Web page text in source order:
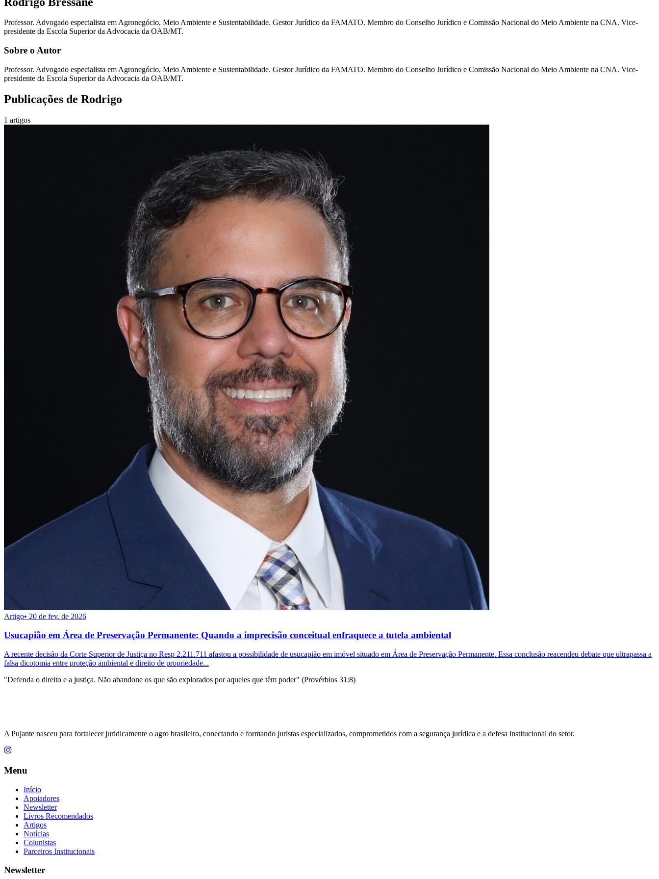
Professor. Advogado especialista em Agronegócio, Meio Ambiente e Sustentabilidade. Gestor Jurídico da FAMATO. Membro do Conselho Jurídico e Comissão Nacional do Meio Ambiente na CNA. Vice-
presidente da Escola Superior da Advocacia da OAB/MT.
Sobre o Autor
Professor. Advogado especialista em Agronegócio, Meio Ambiente e Sustentabilidade. Gestor Jurídico da FAMATO. Membro do Conselho Jurídico e Comissão Nacional do Meio Ambiente na CNA. Vice-
presidente da Escola Superior da Advocacia da OAB/MT.
Publicações de Rodrigo
1 artigos
Artigo• 20 de fev. de 2026
Usucapião em Área de Preservação Permanente: Quando a imprecisão conceitual enfraquece a tutela ambiental
A recente decisão da Corte Superior de Justiça no Resp 2.211.711 afastou a possibilidade de usucapião em imóvel situado em Área de Preservação Permanente. Essa conclusão reacendeu debate que ultrapassa a
falsa dicotomia entre proteção ambiental e direito de propriedade...
"Defenda o direito e a justiça. Não abandone os que são explorados por aqueles que têm poder" (Provérbios 31:8)
A Pujante nasceu para fortalecer juridicamente o agro brasileiro, conectando e formando juristas especializados, comprometidos com a segurança jurídica e a defesa institucional do setor.
Menu
Início
Apoiadores
Newsletter
Livros Recomendados
Artigos
Notícias
Colunistas
Parceiros Institucionais
Newsletter